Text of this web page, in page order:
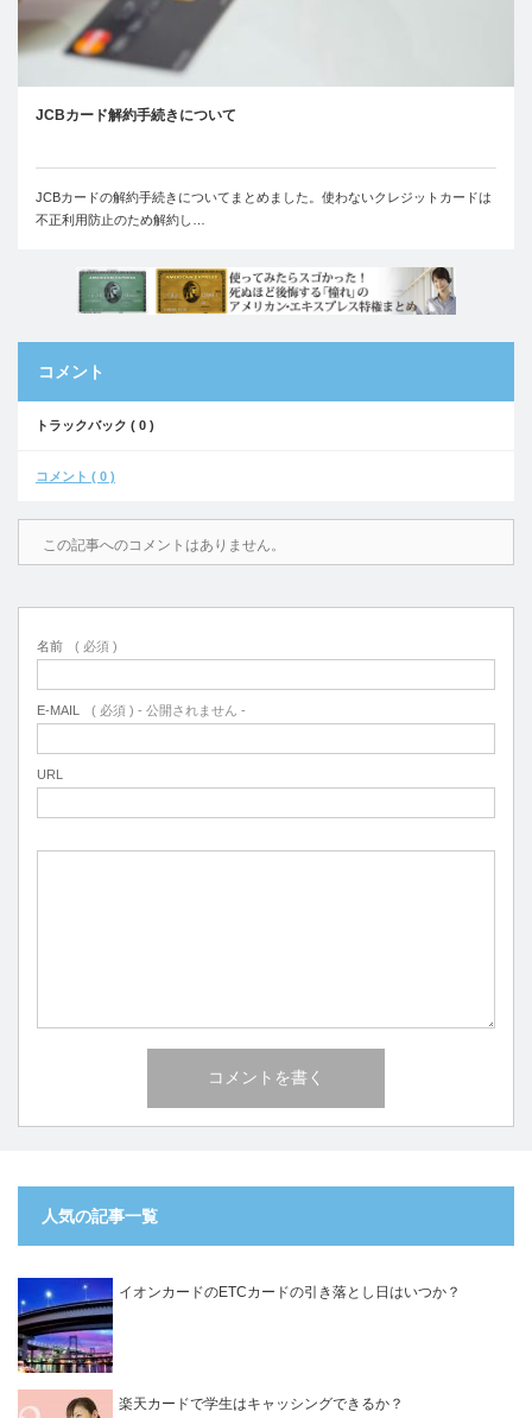
JCBカード解約手続きについて
JCBカードの解約手続きについてまとめました。使わないクレジットカードは
不正利用防止のため解約し…
コメント
トラックバック ( 0 )
コメント ( 0 )
この記事へのコメントはありません。
名前 ( 必須 )
E-MAIL ( 必須 ) - 公開されません -
URL
人気の記事一覧
イオンカードのETCカードの引き落とし日はいつか？
楽天カードで学生はキャッシングできるか？